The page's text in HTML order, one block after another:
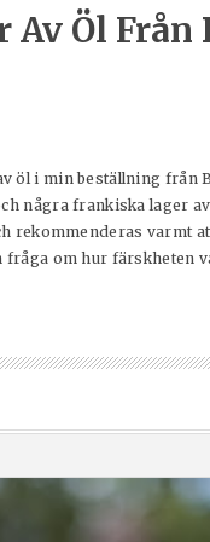
Av Öl
öl i min beställning från
några frankiska lager
rekommenderas varmt
om hur färskheten